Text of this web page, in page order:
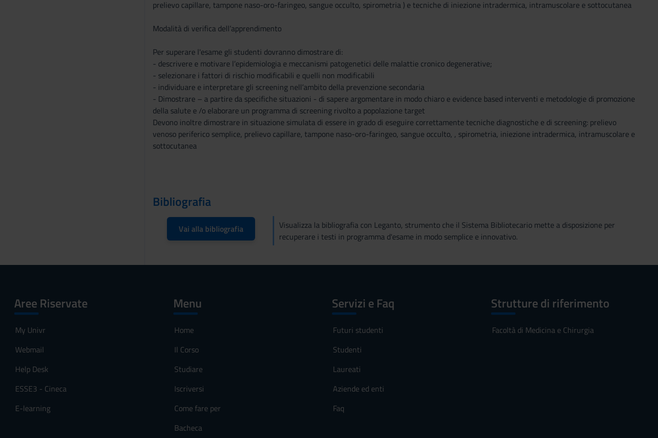
prelievo capillare, tampone naso-oro-faringeo, sangue occulto, spirometria ) e tecniche di iniezione intradermica, intramuscolare e sottocutanea
Modalità di verifica dell’apprendimento
Per superare l'esame gli studenti dovranno dimostrare di:
- descrivere e motivare l’epidemiologia e meccanismi patogenetici delle malattie cronico degenerative;
- selezionare i fattori di rischio modificabili e quelli non modificabili
- individuare e interpretare gli screening nell’ambito della prevenzione secondaria
- Dimostrare – a partire da specifiche situazioni - di sapere argomentare in modo chiaro e evidence based interventi e metodologie di promozione
della salute e /o elaborare un programma di screening rivolto a popolazione target
Devono inoltre dimostrare in situazione simulata di essere in grado di eseguire correttamente tecniche diagnostiche e di screening: prelievo
venoso periferico semplice, prelievo capillare, tampone naso-oro-faringeo, sangue occulto, , spirometria, iniezione intradermica, intramuscolare e
sottocutanea
Bibliografia
Vai alla bibliografia
Visualizza la bibliografia con Leganto, strumento che il Sistema Bibliotecario mette a disposizione per
recuperare i testi in programma d'esame in modo semplice e innovativo.
Aree Riservate
My Univr
Webmail
Help Desk
ESSE3 - Cineca
E-learning
Menu
Home
Il Corso
Studiare
Iscriversi
Come fare per
Bacheca
Servizi e Faq
Futuri studenti
Studenti
Laureati
Aziende ed enti
Faq
Strutture di riferimento
Facoltà di Medicina e Chirurgia